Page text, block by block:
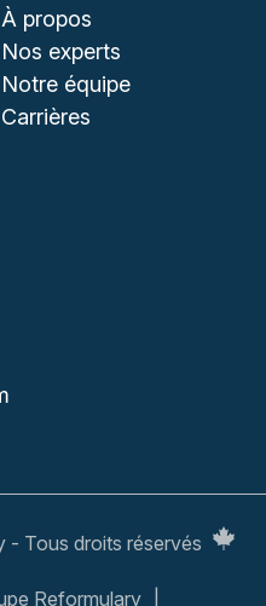
À propos
Nos experts
Notre équipe
Carrières
Tous droits réservés
Reformulary